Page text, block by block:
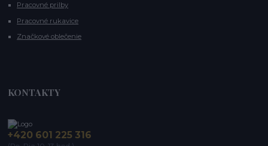
Pracovné prilby
Pracovné rukavice
Značkové oblečenie
KONTAKTY
+420 601 225 316